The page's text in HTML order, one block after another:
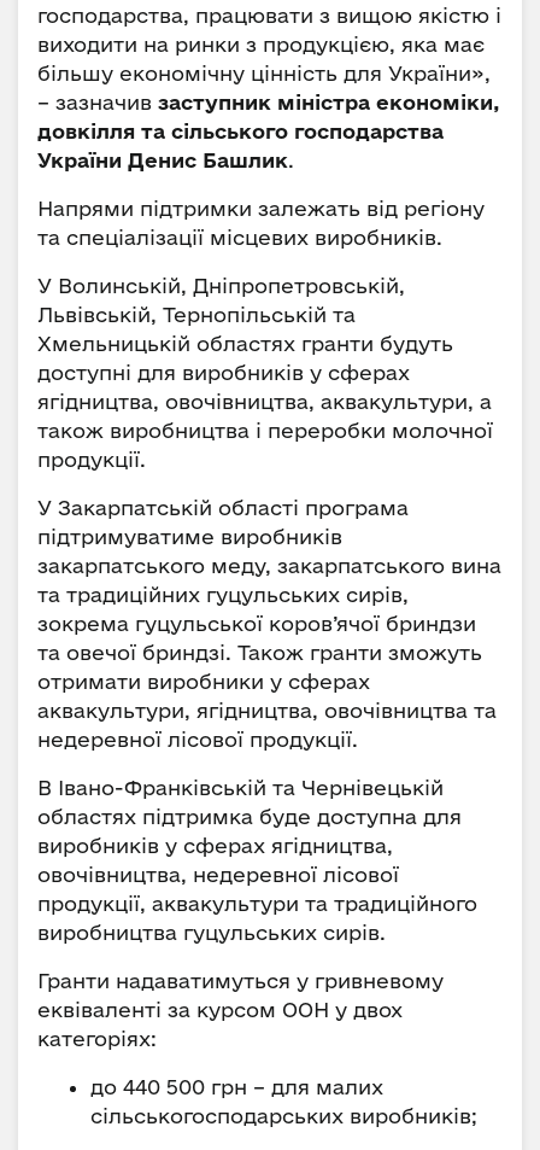
господарства, працювати з вищою якістю і
виходити на ринки з продукцією, яка має
більшу економічну цінність для України»,
– зазначив заступник міністра економіки,
довкілля та сільського господарства
України Денис Башлик.
Напрями підтримки залежать від регіону
та спеціалізації місцевих виробників.
У Волинській, Дніпропетровській,
Львівській, Тернопільській та
Хмельницькій областях гранти будуть
доступні для виробників у сферах
ягідництва, овочівництва, аквакультури, а
також виробництва і переробки молочної
продукції.
У Закарпатській області програма
підтримуватиме виробників
закарпатського меду, закарпатського вина
та традиційних гуцульських сирів,
зокрема гуцульської коров’ячої бриндзи
та овечої бриндзі. Також гранти зможуть
отримати виробники у сферах
аквакультури, ягідництва, овочівництва та
недеревної лісової продукції.
В Івано-Франківській та Чернівецькій
областях підтримка буде доступна для
виробників у сферах ягідництва,
овочівництва, недеревної лісової
продукції, аквакультури та традиційного
виробництва гуцульських сирів.
Гранти надаватимуться у гривневому
еквіваленті за курсом ООН у двох
категоріях:
до 440 500 грн – для малих
сільськогосподарських виробників;